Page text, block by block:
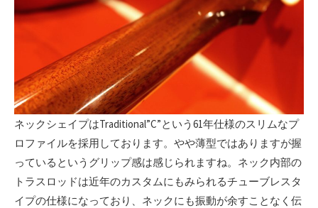
ネックシェイプはTraditional”C”という61年仕様のスリムなプ
ロファイルを採用しております。やや薄型ではありますが握
っているというグリップ感は感じられますね。ネック内部の
トラスロッドは近年のカスタムにもみられるチューブレスタ
イプの仕様になっており、ネックにも振動が余すことなく伝